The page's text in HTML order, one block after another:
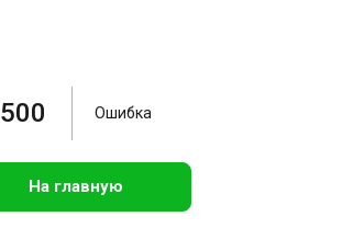
500 Ошибка
На главную